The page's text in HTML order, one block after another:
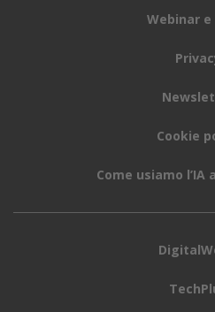
Webinar e
Cookie
Come usiamo l’IA